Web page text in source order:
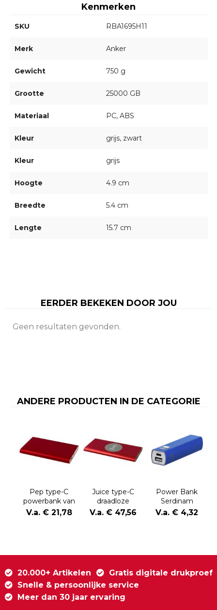
Kenmerken
SKU RBA1695H11
Merk Anker
Gewicht 750 g
Grootte 25000 GB
Materiaal PC, ABS
Kleur grijs, zwart
Kleur grijs
Hoogte 4.9 cm
Breedte 5.4 cm
Lengte 15.7 cm
EERDER BEKEKEN DOOR JOU
Geen resultaten gevonden.
ANDERE PRODUCTEN IN DE CATEGORIE
Pep type-C
powerbank van
4000 mAh van
gerecycled
V.a. € 21,78
Juice type-C
draadloze
powerbank van
8000 mAh van
V.a. € 47,56
Power Bank
Serdinam
V.a. € 4,32
20.000+ Artikelen
Gratis digitale drukproef
Snelle & persoonlijke service
Meer dan 30 jaar ervaring